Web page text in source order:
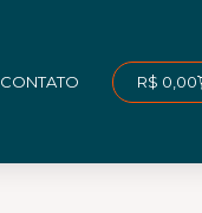
CONTATO R$ 0,00